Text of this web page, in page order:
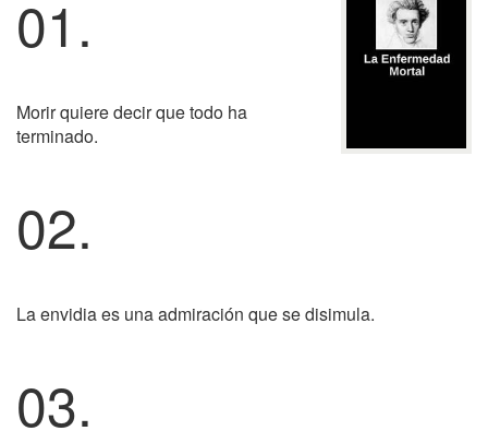
01.
Morir quiere decir que todo ha
terminado.
02.
La envidia es una admiración que se disimula.
03.